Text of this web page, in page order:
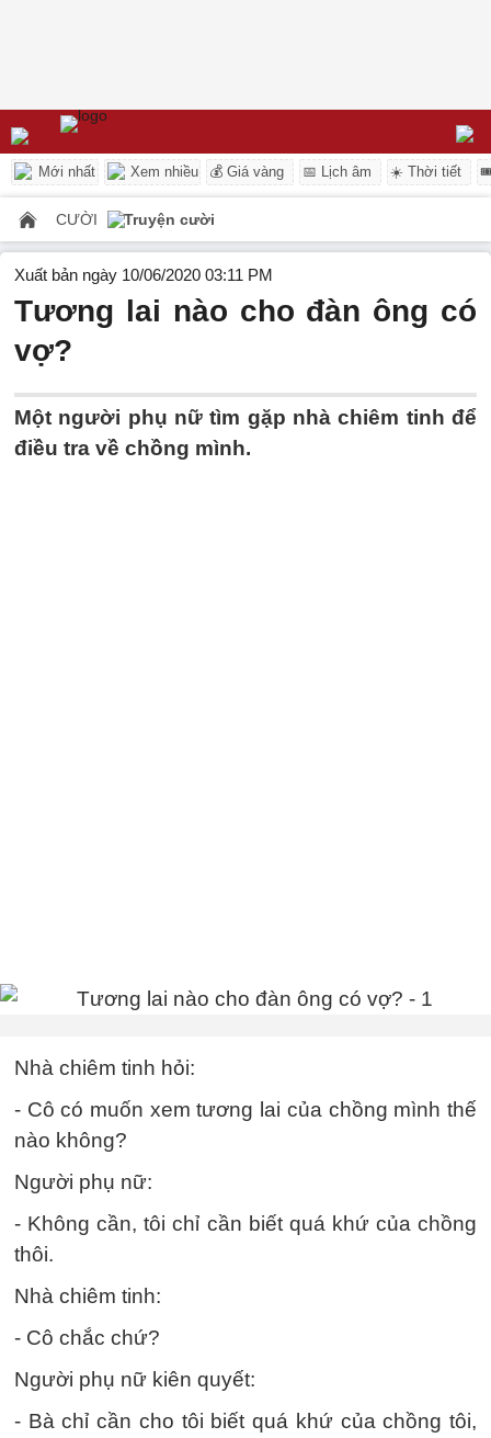
Mới nhất Xem nhiều 💰 Giá vàng 📅 Lịch âm ☀️ Thời tiết
CƯỜI Truyện cười
Xuất bản ngày 10/06/2020 03:11 PM
Tương lai nào cho đàn ông có
vợ?
Một người phụ nữ tìm gặp nhà chiêm tinh để
điều tra về chồng mình.
Nhà chiêm tinh hỏi:
- Cô có muốn xem tương lai của chồng mình thế
nào không?
Người phụ nữ:
- Không cần, tôi chỉ cần biết quá khứ của chồng
thôi.
Nhà chiêm tinh:
- Cô chắc chứ?
Người phụ nữ kiên quyết:
- Bà chỉ cần cho tôi biết quá khứ của chồng tôi,